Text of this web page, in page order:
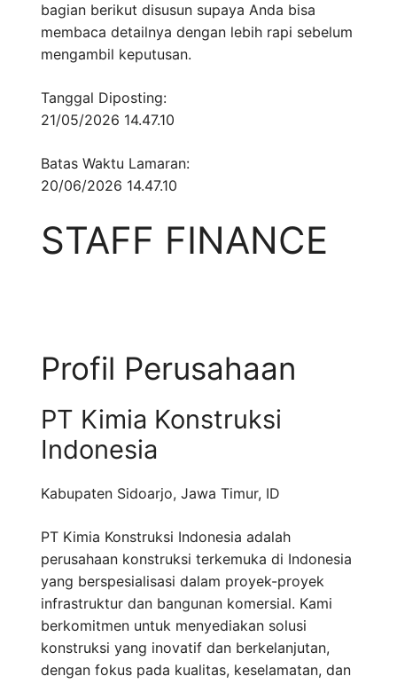
bagian berikut disusun supaya Anda bisa
membaca detailnya dengan lebih rapi sebelum
mengambil keputusan.
Tanggal Diposting:
21/05/2026 14.47.10
Batas Waktu Lamaran:
20/06/2026 14.47.10
STAFF FINANCE
Profil Perusahaan
PT Kimia Konstruksi
Indonesia
Kabupaten Sidoarjo, Jawa Timur, ID
PT Kimia Konstruksi Indonesia adalah
perusahaan konstruksi terkemuka di Indonesia
yang berspesialisasi dalam proyek-proyek
infrastruktur dan bangunan komersial. Kami
berkomitmen untuk menyediakan solusi
konstruksi yang inovatif dan berkelanjutan,
dengan fokus pada kualitas, keselamatan, dan